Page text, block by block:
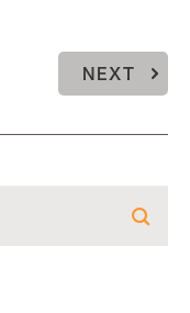
NEXT